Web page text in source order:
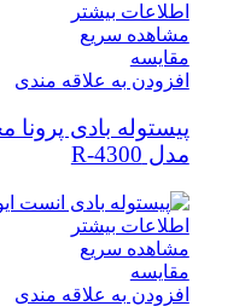
اطلاعات بیشتر
مشاهده سریع
مقایسه
افزودن به علاقه مندی
پیستوله بادی
مدل R-4300
اطلاعات بیشتر
مشاهده سریع
مقایسه
افزودن به علاقه مندی